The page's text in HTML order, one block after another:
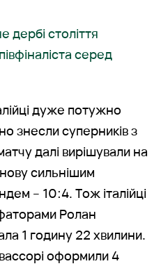
дербі століття
серед
дуже потужно
знесли суперників з
далі вирішували на
сильнішим
– 10:4. Тож італійці
Ролан
1 годину 22 хвилини.
оформили 4